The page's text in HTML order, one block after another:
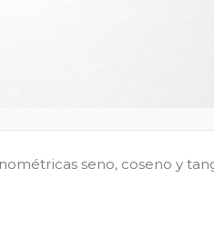
seno, coseno y